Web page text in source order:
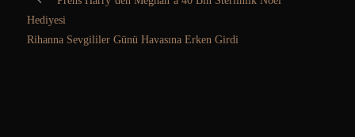
Hediyesi
Rihanna Sevgililer Günü Havasına Erken Girdi